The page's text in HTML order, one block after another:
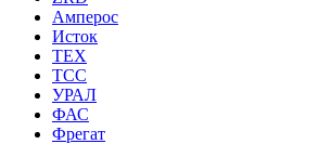
Амперос
Исток
ТЕХ
ТСС
УРАЛ
ФАС
Фрегат